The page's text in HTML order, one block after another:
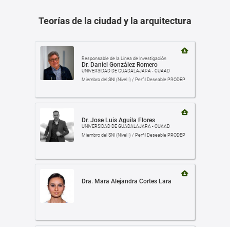
Teorías de la ciudad y la arquitectura
Responsable de la Línea de Investigación
Dr. Daniel González Romero
UNIVERSIDAD DE GUADALAJARA - CUAAD
Miembro del SNI (Nivel I) / Perfil Deseable PRODEP
Dr. Jose Luis Aguila Flores
UNIVERSIDAD DE GUADALAJARA - CUAAD
Miembro del SNI (Nivel I) / Perfil Deseable PRODEP
Dra. Mara Alejandra Cortes Lara